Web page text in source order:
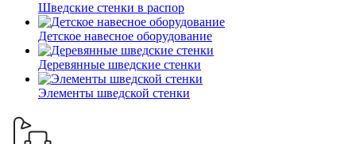
Шведские стенки в распор
Детское навесное оборудование
Деревянные шведские стенки
Элементы шведской стенки